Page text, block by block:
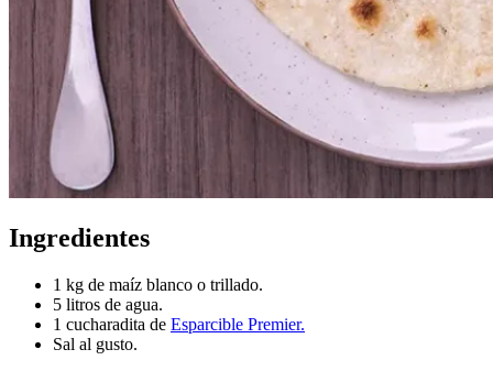
Ingredientes
1 kg de maíz blanco o trillado.
5 litros de agua.
1 cucharadita de Esparcible Premier.
Sal al gusto.